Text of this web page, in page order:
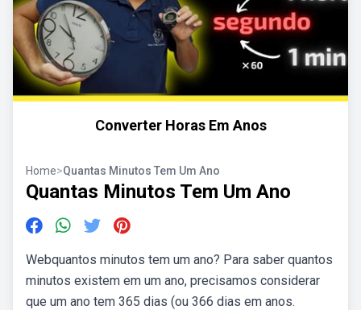
Converter Horas Em Anos
Home>Quantas Minutos Tem Um Ano
Quantas Minutos Tem Um Ano
Webquantos minutos tem um ano? Para saber quantos
minutos existem em um ano, precisamos considerar
que um ano tem 365 dias (ou 366 dias em anos.